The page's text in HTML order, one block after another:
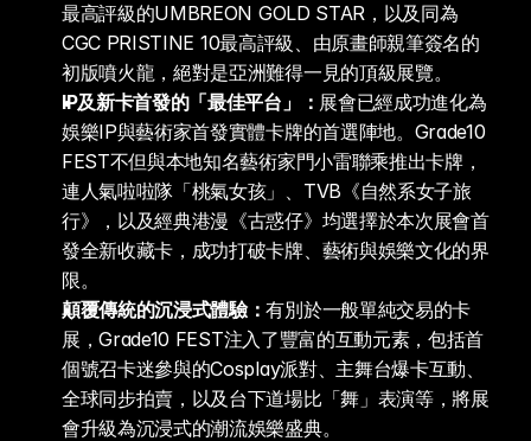
最高評級的UMBREON GOLD STAR，以及同為
CGC PRISTINE 10最高評級、由原畫師親筆簽名的
初版噴火龍，絕對是亞洲難得一見的頂級展覽。
IP及新卡首發的「最佳平台」： 展會已經成功進化為
娛樂IP與藝術家首發實體卡牌的首選陣地。Grade10
FEST不但與本地知名藝術家門小雷聯乘推出卡牌，
連人氣啦啦隊「桃氣女孩」、TVB《自然系女子旅
行》，以及經典港漫《古惑仔》均選擇於本次展會首
發全新收藏卡，成功打破卡牌、藝術與娛樂文化的界
限。
顛覆傳統的沉浸式體驗：有別於一般單純交易的卡
展，Grade10 FEST注入了豐富的互動元素，包括首
個號召卡迷參與的Cosplay派對、主舞台爆卡互動、
全球同步拍賣，以及台下道場比「舞」表演等，將展
會升級為沉浸式的潮流娛樂盛典。